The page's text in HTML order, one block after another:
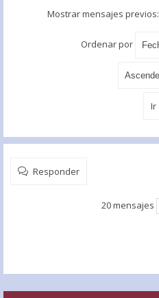
Mostrar mensajes previos:
Ordenar por
Responder
20 mensajes